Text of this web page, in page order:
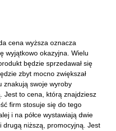
cena wyższa oznacza
wyjątkowo okazyjna. Wielu
będzie sprzedawał się
zbyt mocno zwiększał
znakują swoje wyroby
Jest to cena, którą znajdziesz
firm stosuje się do tego
i na półce wystawiają dwie
drugą niższą, promocyjną. Jest